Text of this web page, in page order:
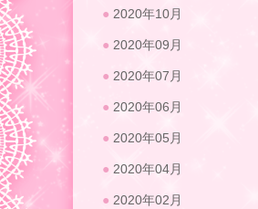
2020年10月
2020年09月
2020年07月
2020年06月
2020年05月
2020年04月
2020年02月